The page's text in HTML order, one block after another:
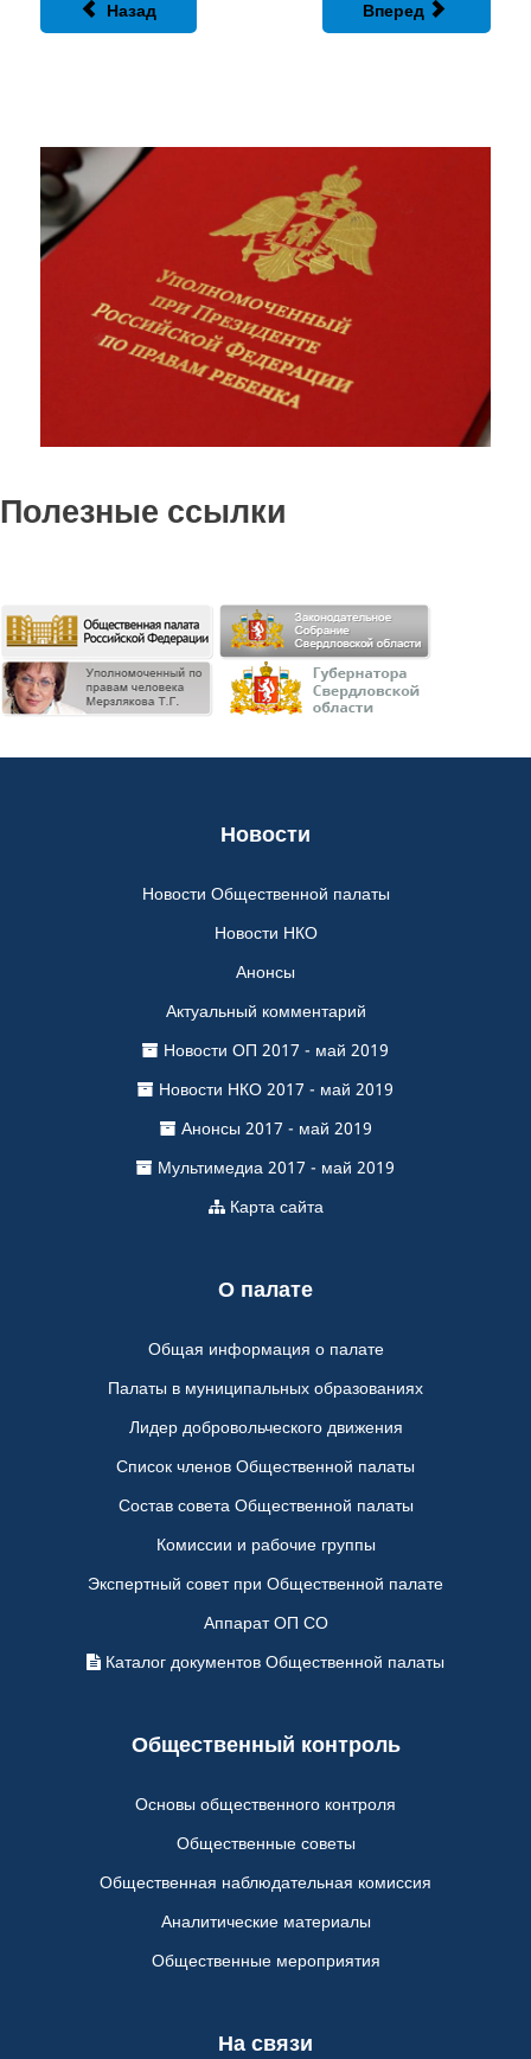
Назад Вперед
Полезные ссылки
Новости
Новости Общественной палаты
Новости НКО
Анонсы
Актуальный комментарий
Новости ОП 2017 - май 2019
Новости НКО 2017 - май 2019
Анонсы 2017 - май 2019
Мультимедиа 2017 - май 2019
Карта сайта
О палате
Общая информация о палате
Палаты в муниципальных образованиях
Лидер добровольческого движения
Список членов Общественной палаты
Состав совета Общественной палаты
Комиссии и рабочие группы
Экспертный совет при Общественной палате
Аппарат ОП СО
Каталог документов Общественной палаты
Общественный контроль
Основы общественного контроля
Общественные советы
Общественная наблюдательная комиссия
Аналитические материалы
Общественные мероприятия
На связи